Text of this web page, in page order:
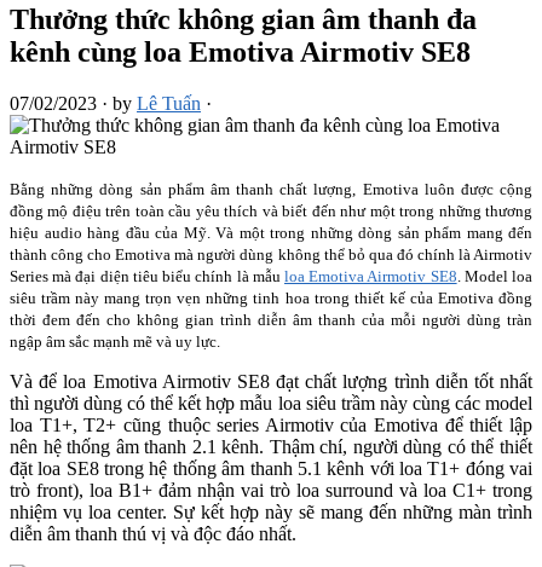
Thưởng thức không gian âm thanh đa
kênh cùng loa Emotiva Airmotiv SE8
07/02/2023 · by Lê Tuấn ·
Bằng những dòng sản phẩm âm thanh chất lượng, Emotiva luôn được cộng
đồng mộ điệu trên toàn cầu yêu thích và biết đến như một trong những thương
hiệu audio hàng đầu của Mỹ. Và một trong những dòng sản phẩm mang đến
thành công cho Emotiva mà người dùng không thể bỏ qua đó chính là Airmotiv
Series mà đại diện tiêu biểu chính là mẫu loa Emotiva Airmotiv SE8 . Model loa
siêu trầm này mang trọn vẹn những tinh hoa trong thiết kế của Emotiva đồng
thời đem đến cho không gian trình diễn âm thanh của mỗi người dùng tràn
ngập âm sắc mạnh mẽ và uy lực.
Và để loa Emotiva Airmotiv SE8 đạt chất lượng trình diễn tốt nhất
thì người dùng có thể kết hợp mẫu loa siêu trầm này cùng các model
loa T1+, T2+ cũng thuộc series Airmotiv của Emotiva để thiết lập
nên hệ thống âm thanh 2.1 kênh. Thậm chí, người dùng có thể thiết
đặt loa SE8 trong hệ thống âm thanh 5.1 kênh với loa T1+ đóng vai
trò front), loa B1+ đảm nhận vai trò loa surround và loa C1+ trong
nhiệm vụ loa center. Sự kết hợp này sẽ mang đến những màn trình
diễn âm thanh thú vị và độc đáo nhất.